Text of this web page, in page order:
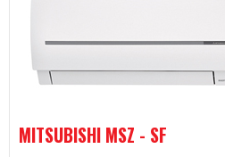
MITSUBISHI MSZ - SF